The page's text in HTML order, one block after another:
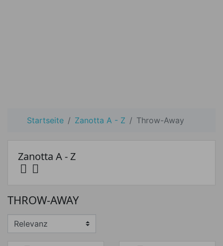
Startseite Zanotta A - Z Throw-Away
Preis von Preis bis
Zanotta A - Z
 
THROW-AWAY